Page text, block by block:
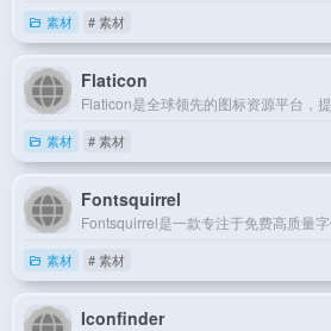
素材 # 素材
Flaticon
素材 # 素材
Fontsquirrel
素材 # 素材
Iconfinder